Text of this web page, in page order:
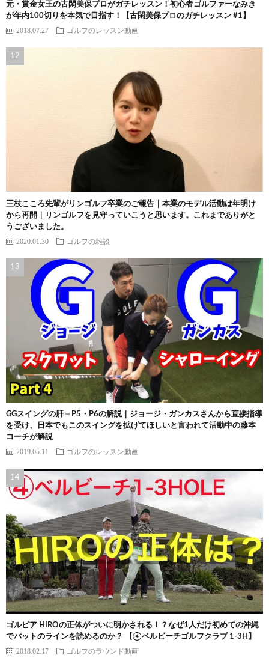
元・賞金女王の古閑美保プロがガチレッスン！初心者ゴルファーなみき
が年内100切りを本気で目指す！【古閑美保プロのガチレッスン #1】
2018.07.27 ゴルフのレッスン動画
三枝こころ先輩がリンゴルフ卒業のご報告｜本業のモデル活動は年明け
から再開｜リンゴルフを見守っていこうと思います。これまでありがと
うございました。
2020.01.30 ゴルフの雑談
GGスイングの肝＝P5・P6の解説｜ジョージ・ガンカスさんから直接指導
を受け、日本でもこのスイングを拡げてほしいと言われて活動中の藤本
コーチが解説
2019.05.11 ゴルフのレッスン動画
ゴルピア HIROの正体がついに明かされる！？なぜ1人だけ初めての沖縄
でパットのラインを読めるのか？ 【④ベルビーチゴルフクラブ 1-3H】
2018.02.17 ゴルフのラウンド動画